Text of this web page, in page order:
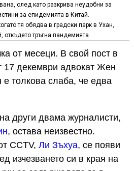
след като разкрива неудобни за
за епидемията в Китай.
тя обядва в градски парк в Ухан,
откъдето тръгна пандемията
от месеци. В свой пост в
17 декември адвокат Жен
толкова слаба, че едва
други двама журналисти,
, остава неизвестно.
CCTV, Ли Зъхуа, се появи
изчезването си в края на